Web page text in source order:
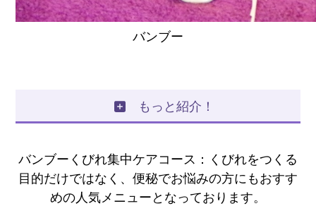
バンブー
もっと紹介！
バンブーくびれ集中ケアコース：くびれをつくる
目的だけではなく、便秘でお悩みの方にもおすす
めの人気メニューとなっております。